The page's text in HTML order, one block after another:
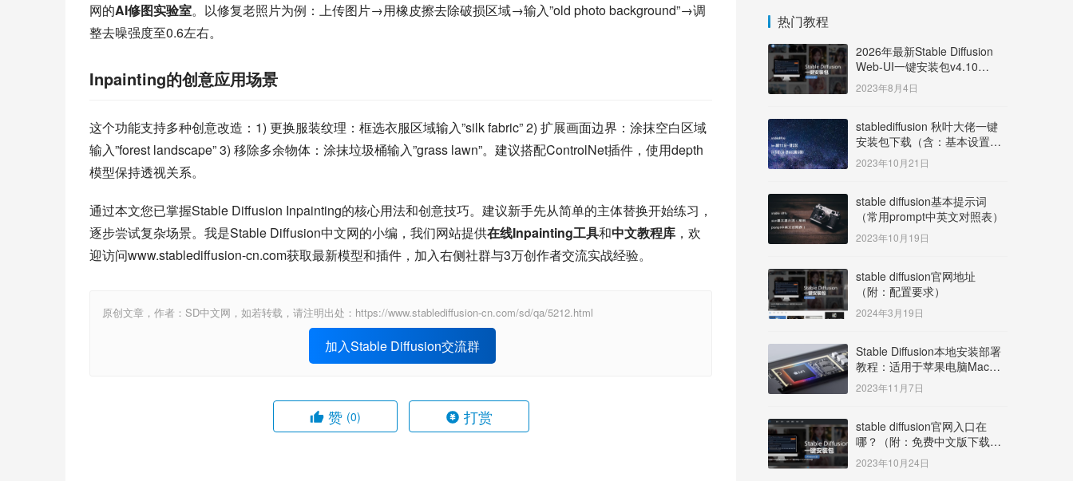
网的AI修图实验室。以修复老照片为例：上传图片→用橡皮擦去除破损区域→输入”old photo background”→调
整去噪强度至0.6左右。
Inpainting的创意应用场景
这个功能支持多种创意改造：1) 更换服装纹理：框选衣服区域输入”silk fabric” 2) 扩展画面边界：涂抹空白区域
输入”forest landscape” 3) 移除多余物体：涂抹垃圾桶输入”grass lawn”。建议搭配ControlNet插件，使用depth
模型保持透视关系。
通过本文您已掌握Stable Diffusion Inpainting的核心用法和创意技巧。建议新手先从简单的主体替换开始练习，
逐步尝试复杂场景。我是Stable Diffusion中文网的小编，我们网站提供在线Inpainting工具和中文教程库 ，欢
迎访问www.stablediffusion-cn.com获取最新模型和插件，加入右侧社群与3万创作者交流实战经验。
原创文章，作者：SD中文网，如若转载，请注明出处：https://www.stablediffusion-cn.com/sd/qa/5212.html
加入Stable Diffusion交流群
赞 (0) 打赏
热门教程
2026年最新Stable Diffusion
Web-UI一键安装包v4.10
Windows版【支持50系显卡】
2023年8月4日
stablediffusion 秋叶大佬一键
安装包下载（含：基本设置说
明）
2023年10月21日
stable diffusion基本提示词
（常用prompt中英文对照表）
2023年10月19日
stable diffusion官网地址
（附：配置要求）
2024年3月19日
Stable Diffusion本地安装部署
教程：适用于苹果电脑Mac
OS系统M系列芯片：
MacBook/iMac等
2023年11月7日
stable diffusion官网入口在
哪？（附：免费中文版下载安
装教程）
2023年10月24日